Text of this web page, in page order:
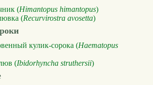
(Himantopus himantopus)
(Recurvirostra avosetta)
кулик-сорока (Haematopus
(Ibidorhyncha struthersii)